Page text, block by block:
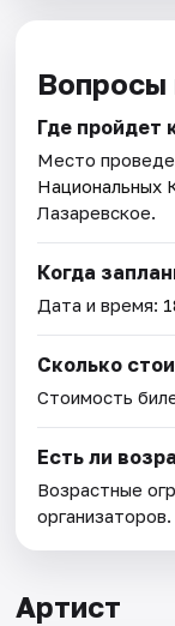
Вопросы
Где пройдет
Место
Национальных
Лазаревское.
Когда
Дата и время:
Сколько
Стоимость
Есть ли
Возрастные
организаторов.
Артист